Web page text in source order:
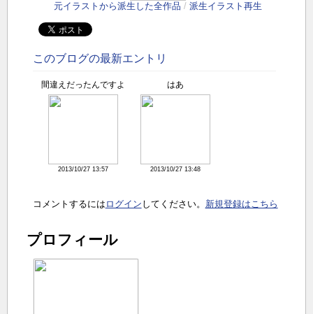
元イラストから派生した全作品 / 派生イラスト再生
このブログの最新エントリ
間違えだったんですよ
2013/10/27 13:57
はあ
2013/10/27 13:48
コメントするには ログイン してください。 新規登録はこちら
プロフィール